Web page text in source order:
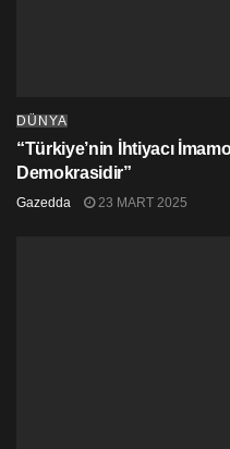
DÜNYA
“Türkiye’nin İhtiyacı
Demokrasidir”
Gazedda 23 MART 2025